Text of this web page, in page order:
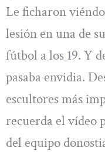
Le ficharon
lesión en una de
fútbol a los 19. Y
pasaba envidia.
escultores más
recuerda el vídeo
del equipo